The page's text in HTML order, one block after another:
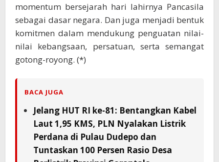
momentum bersejarah hari lahirnya Pancasila
sebagai dasar negara. Dan juga menjadi bentuk
komitmen dalam mendukung penguatan nilai-
nilai kebangsaan, persatuan, serta semangat
gotong-royong. (*)
BACA JUGA
Jelang HUT RI ke-81: Bentangkan Kabel
Laut 1,95 KMS, PLN Nyalakan Listrik
Perdana di Pulau Dudepo dan
Tuntaskan 100 Persen Rasio Desa